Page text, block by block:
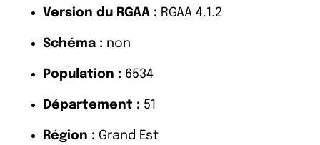
Version du RGAA : RGAA 4.1.2
Schéma : non
Population : 6534
Département : 51
Région : Grand Est